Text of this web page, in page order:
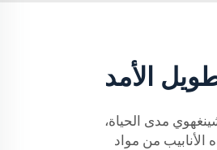
الأمد
مدى الحياة،
يتم تصنيع هذه الأنابيب من مواد